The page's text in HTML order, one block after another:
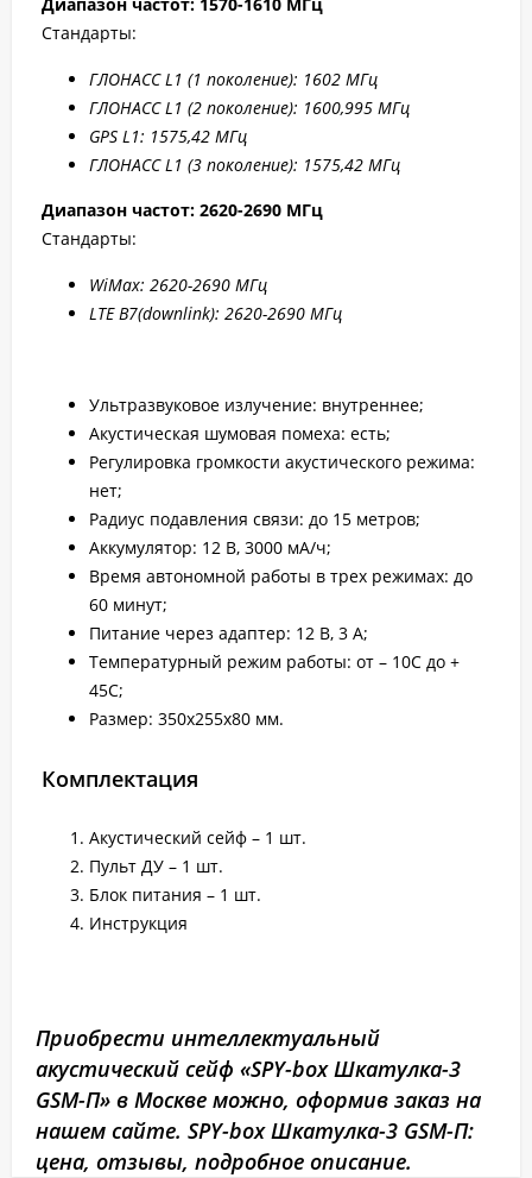
Диапазон частот: 1570-1610 МГц
Стандарты:
ГЛОНАСС L1 (1 поколение): 1602 МГц
ГЛОНАСС L1 (2 поколение): 1600,995 МГц
GPS L1: 1575,42 МГц
ГЛОНАСС L1 (3 поколение): 1575,42 МГц
Диапазон частот: 2620-2690 МГц
Стандарты:
WiMax: 2620-2690 МГц
LTE B7(downlink): 2620-2690 МГц
Ультразвуковое излучение: внутреннее;
Акустическая шумовая помеха: есть;
Регулировка громкости акустического режима:
нет;
Радиус подавления связи: до 15 метров;
Аккумулятор: 12 В, 3000 мА/ч;
Время автономной работы в трех режимах: до
60 минут;
Питание через адаптер: 12 В, 3 А;
Температурный режим работы: от – 10С до +
45С;
Размер: 350x255x80 мм.
Комплектация
Акустический сейф – 1 шт.
Пульт ДУ – 1 шт.
Блок питания – 1 шт.
Инструкция
Приобрести интеллектуальный
акустический сейф «SPY-box Шкатулка-3
GSM-П» в Москве можно, оформив заказ на
нашем сайте. SPY-box Шкатулка-3 GSM-П:
цена, отзывы, подробное описание.